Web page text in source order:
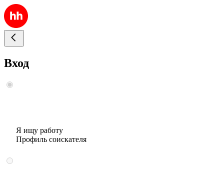
Вход
Я ищу работу
Профиль соискателя